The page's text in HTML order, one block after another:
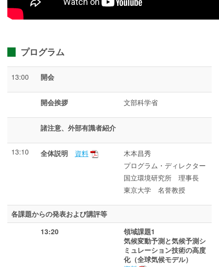
プログラム
13:00 開会
開会挨拶 文部科学省
諸注意、外部有識者紹介
13:10 全体説明 資料
木本昌秀
プログラム・ディレクター
国立環境研究所 理事長
東京大学 名誉教授
各課題からの発表および講評等
13:20
領域課題1
気候変動予測と気候予測シ
ミュレーション技術の高度
化（全球気候モデル）